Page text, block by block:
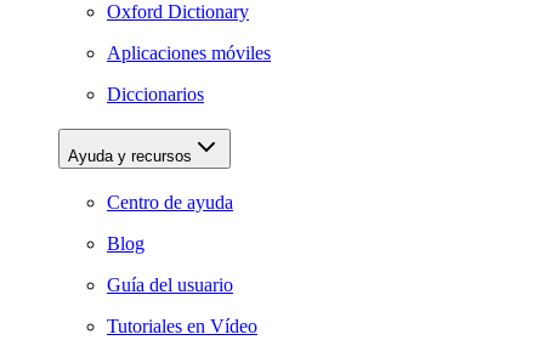
Oxford Dictionary
Aplicaciones móviles
Diccionarios
Ayuda y recursos
Centro de ayuda
Blog
Guía del usuario
Tutoriales en Vídeo